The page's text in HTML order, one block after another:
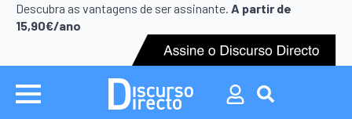
Descubra as vantagens de ser assinante. A partir de
15,90€/ano
Search